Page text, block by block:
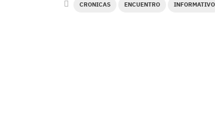
CRONICAS ENCUENTRO INFORMATIVO